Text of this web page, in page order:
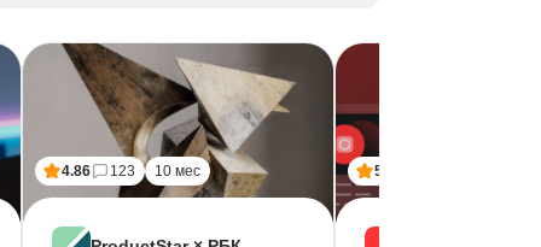
4.86 123 10 мес 5.00